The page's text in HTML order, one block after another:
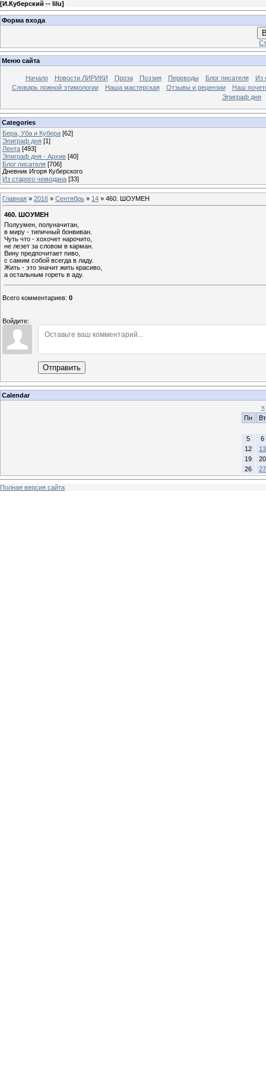
[И.Куберский -- lilu]
Форма входа
Меню сайта
Начало Новости ЛИРИКИ Проза Поэзия Переводы Блог писателя
Из
Словарь ложной этимологии
Наша мастерская Отзывы и рецензии
Наш
Эпиграф дня
Categories
Бера, Уба и Кубера [62]
Эпиграф дня [1]
Лента [493]
Эпиграф дня - Архив [40]
Блог писателя [706]
Дневник Игоря Куберского
Из старого чемодана [33]
Главная » 2016 » Сентябрь » 14 » 460. ШОУМЕН
460. ШОУМЕН
Полуумен, полуначитан,
в миру - типичный бонвиван.
Чуть что - хохочет нарочито,
не лезет за словом в карман.
Вину предпочитает пиво,
с самим собой всегда в ладу.
Жить - это значит жить красиво,
а остальным гореть в аду.
Всего комментариев: 0
Войдите:
Отправить
Calendar
«
Пн
Вт
5
6
12
13
19
20
26
27
Полная версия сайта